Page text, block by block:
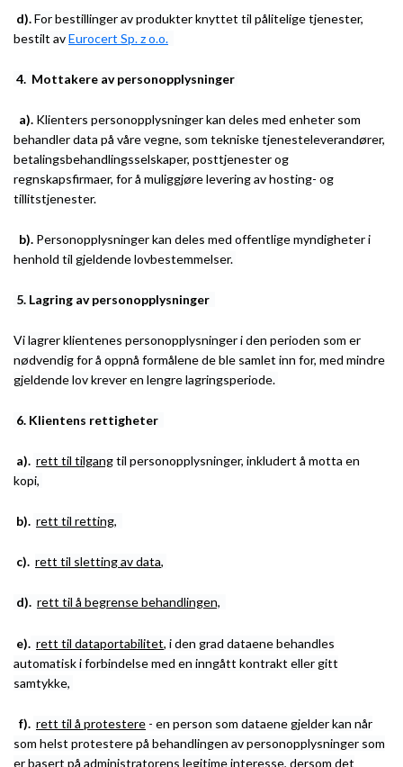
d).For bestillinger av produkter knyttet til pålitelige tjenester,
bestilt avEurocert Sp. z o.o.
4. Mottakere av personopplysninger
a). Klienters personopplysninger kan deles med enheter som
behandler data på våre vegne, som tekniske tjenesteleverandører,
betalingsbehandlingsselskaper, posttjenester og
regnskapsfirmaer, for å muliggjøre levering av hosting- og
tillitstjenester.
b). Personopplysninger kan deles med offentlige myndigheter i
henhold til gjeldende lovbestemmelser.
5. Lagring av personopplysninger
Vi lagrer klientenes personopplysninger i den perioden som er
nødvendig for å oppnå formålene de ble samlet inn for, med mindre
gjeldende lov krever en lengre lagringsperiode.
6. Klientens rettigheter
a). rett til tilgangtil personopplysninger, inkludert å motta en
kopi,
b). rett til retting,
c). rett til sletting av data,
d). rett til å begrense behandlingen,
e). rett til dataportabilitet, i den grad dataene behandles
automatisk i forbindelse med en inngått kontrakt eller gitt
samtykke,
f). rett til å protestere - en person som dataene gjelder kan når
som helst protestere på behandlingen av personopplysninger som
er basert på administratorens legitime interesse, dersom det